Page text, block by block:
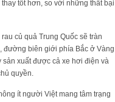
tốt hơn, so với những thất bại
củ quả Trung Quốc sẽ tràn
đường biên giới phía Bắc ở Vàng
sản xuất được cả xe hơi điện và
quyền.
ít người Việt mang tâm trạng